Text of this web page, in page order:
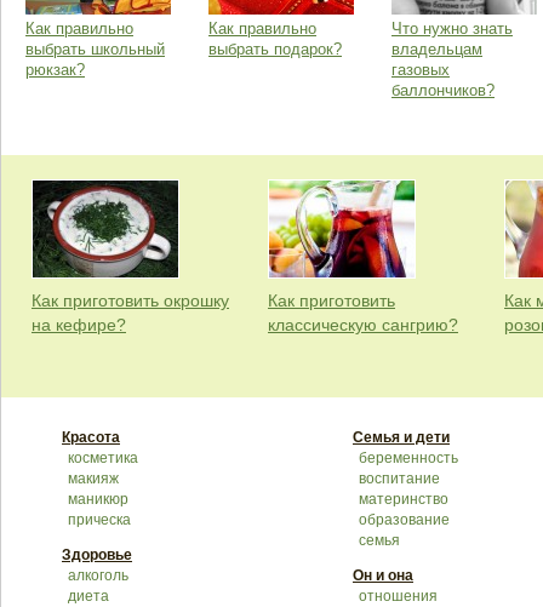
Как правильно
выбрать школьный
рюкзак?
Как правильно
выбрать подарок?
Что нужно знать
владельцам
газовых
баллончиков?
Как приготовить окрошку
на кефире?
Как приготовить
классическую сангрию?
Как
Красота
косметика
макияж
маникюр
прическа
Здоровье
алкоголь
диета
Семья и дети
беременность
воспитание
материнство
образование
семья
Он и она
отношения